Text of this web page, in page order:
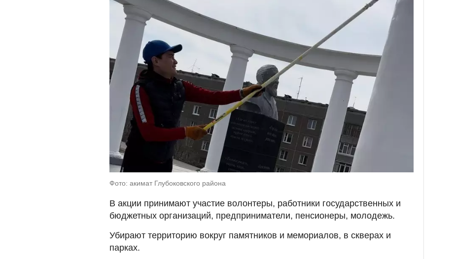
Фото: акимат Глубоковского района
В акции принимают участие волонтеры, работники государственных и
бюджетных организаций, предприниматели, пенсионеры, молодежь.
Убирают территорию вокруг памятников и мемориалов, в скверах и
парках.